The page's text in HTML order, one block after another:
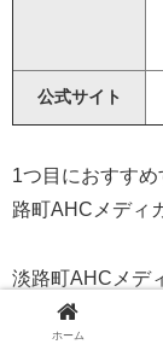
公式サイト
1つ目におすす
路町AHCメディ
淡路町AHCメデ
医師によるオン
ホーム